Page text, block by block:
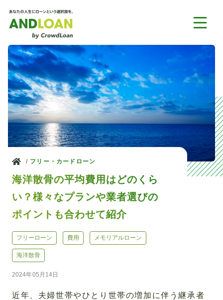
ホーム
フリー・カードローン
海洋散骨の平均費用はどのくら
い？様々なプランや業者選びの
ポイントも合わせて紹介
フリーローン 費用 メモリアルローン
海洋散骨
2024年05月14日
近年、夫婦世帯やひとり世帯の増加に伴う継承者